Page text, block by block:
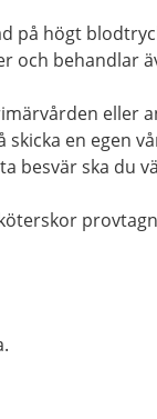
på högt
och behandlar
eller
en egen
besvär ska du